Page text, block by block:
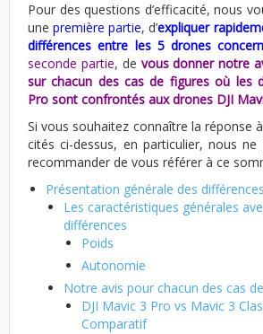
Pour des questions d’efficacité, nous
unepremière partie, d’expliquer
différences entre les 5 drones
seconde partie, de vous donner notre
sur chacun des cas de figures où les
Pro sont confrontés aux drones DJI
Si vous souhaitez connaître la réponse
cités ci-dessus, en particulier, nous
recommander de vous référer à ce
Présentation générale des différences
Les caractéristiques générales
différences
Poids
Autonomie
Notre avis pour chacun des cas
DJI Mavic 3 Pro vs Mavic 3
Comparatif